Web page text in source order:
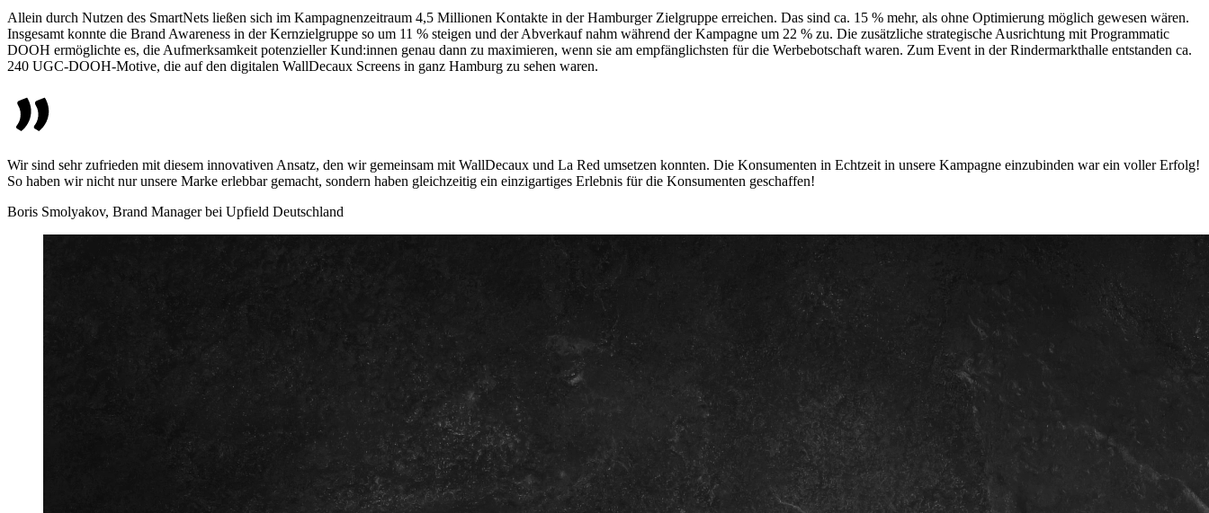
Allein durch Nutzen des SmartNets ließen sich im Kampagnenzeitraum 4,5 Millionen Kontakte in der Hamburger Zielgruppe erreichen. Das sind ca. 15 % mehr, als ohne Optimierung möglich gewesen wären.
Insgesamt konnte die Brand Awareness in der Kernzielgruppe so um 11 % steigen und der Abverkauf nahm während der Kampagne um 22 % zu. Die zusätzliche strategische Ausrichtung mit Programmatic
DOOH ermöglichte es, die Aufmerksamkeit potenzieller Kund:innen genau dann zu maximieren, wenn sie am empfänglichsten für die Werbebotschaft waren. Zum Event in der Rindermarkthalle entstanden ca.
240 UGC-DOOH-Motive, die auf den digitalen WallDecaux Screens in ganz Hamburg zu sehen waren.
Wir sind sehr zufrieden mit diesem innovativen Ansatz, den wir gemeinsam mit WallDecaux und La Red umsetzen konnten. Die Konsumenten in Echtzeit in unsere Kampagne einzubinden war ein voller Erfolg!
So haben wir nicht nur unsere Marke erlebbar gemacht, sondern haben gleichzeitig ein einzigartiges Erlebnis für die Konsumenten geschaffen!
Boris Smolyakov, Brand Manager bei Upfield Deutschland